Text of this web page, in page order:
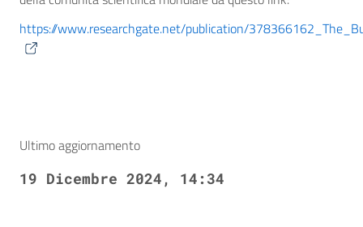
https://www.researchgate.net/publication/
Ultimo aggiornamento
19 Dicembre 2024, 14:34